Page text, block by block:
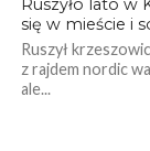
Ruszyło lato w
się w mieście i
Ruszył
z rajdem nordic
ale...